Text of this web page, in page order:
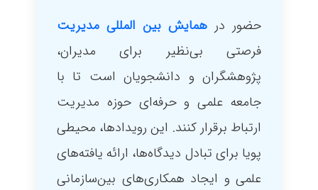
حضور در همایش بین المللی مدیریت
فرصتی بی‌نظیر برای مدیران،
پژوهشگران و دانشجویان است تا با
جامعه علمی و حرفه‌ای حوزه مدیریت
ارتباط برقرار کنند. این رویدادها، محیطی
پویا برای تبادل دیدگاه‌ها، ارائه یافته‌های
علمی و ایجاد همکاری‌های بین‌سازمانی